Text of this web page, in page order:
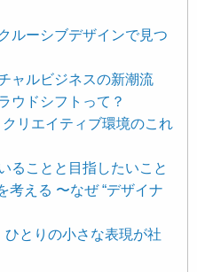
ルーシブデザインで見つ
ャルビジネスの新潮流
ウドシフトって？
リエイティブ環境のこれ
ることと目指したいこと
考える 〜なぜ “デザイナ
とりの小さな表現が社